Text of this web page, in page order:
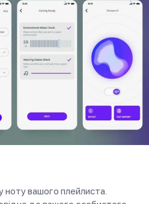
вашого плейлиста.